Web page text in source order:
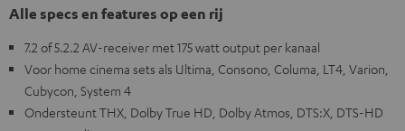
Alle specs en features op een rij
7.2 of 5.2.2 AV-receiver met 175 watt output per kanaal
Voor home cinema sets als Ultima, Consono, Columa, LT4, Varion,
Cubycon, System 4
Ondersteunt THX, Dolby True HD, Dolby Atmos, DTS:X, DTS-HD